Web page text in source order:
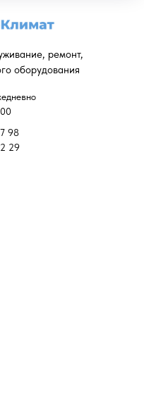
98
29
ремонт,
оборудования